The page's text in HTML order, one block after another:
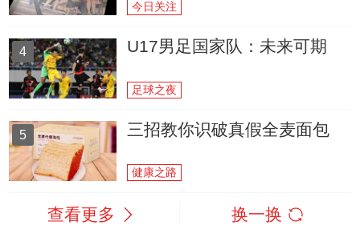
今日关注
4 U17男足国家队：未来可期
足球之夜
5 三招教你识破真假全麦面包
健康之路
查看更多 换一换